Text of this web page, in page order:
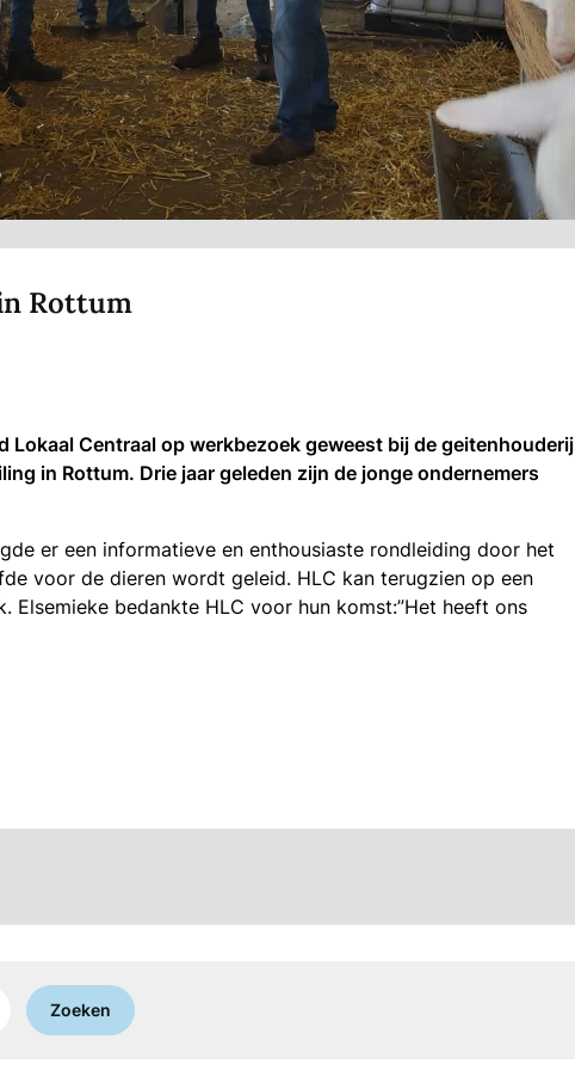
Rottum
Lokaal Centraal op werkbezoek geweest bij de geitenhouderij
in Rottum. Drie jaar geleden zijn de jonge ondernemers
er een informatieve en enthousiaste rondleiding door het
voor de dieren wordt geleid. HLC kan terugzien op een
Elsemieke bedankte HLC voor hun komst:”Het heeft ons